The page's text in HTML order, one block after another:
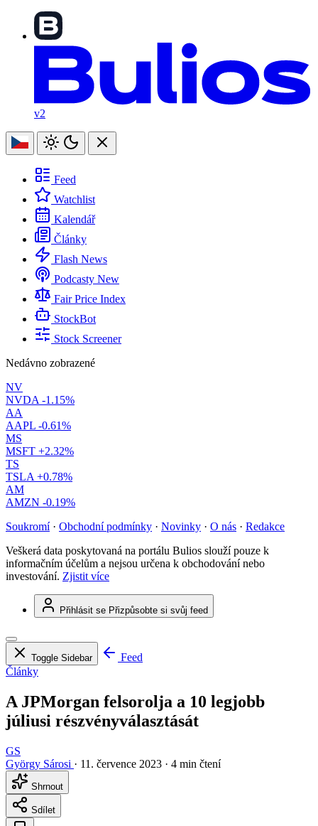
v2
Feed
Watchlist
Kalendář
Články
Flash News
Podcasty New
Fair Price Index
StockBot
Stock Screener
Nedávno zobrazené
NV
NVDA -1.15%
AA
AAPL -0.61%
MS
MSFT +2.32%
TS
TSLA +0.78%
AM
AMZN -0.19%
Soukromí · Obchodní podmínky · Novinky · O nás · Redakce
Veškerá data poskytovaná na portálu Bulios slouží pouze k
informačním účelům a nejsou určena k obchodování nebo
investování. Zjistit více
Přihlásit se Přizpůsobte si svůj feed
Toggle Sidebar
Feed
Články
A JPMorgan felsorolja a 10 legjobb
júliusi részvényválasztását
GS
György Sárosi · 11. července 2023 · 4 min čtení
Shrnout
Sdílet